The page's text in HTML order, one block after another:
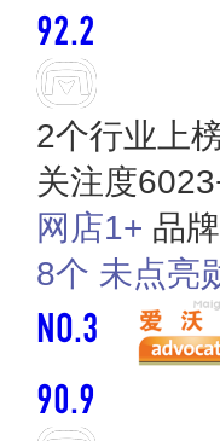
92.2
2个行业上
关注度
网店1+ 品
8个 未点亮
NO.3
90.9